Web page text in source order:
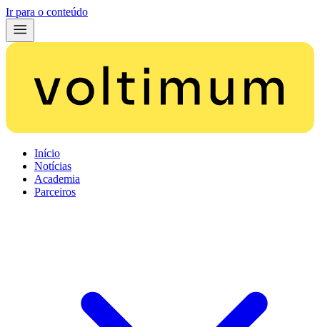
Ir para o conteúdo
Início
Notícias
Academia
Parceiros